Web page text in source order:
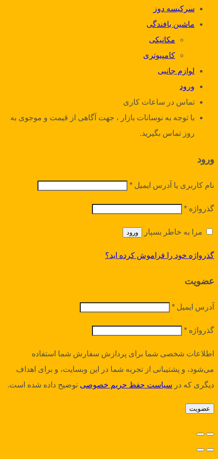
سرکیسه دوز
ماشین بافندگی
مکانیکی
کامپیوتری
لوازم جانبی
ورود
تماس در ساعات کاری
با توجه به نوسانات بازار ، جهت آگاهی از قیمت و موجوی به
روز تماس بگیرید.
ورود
نام کاربری یا آدرس ایمیل *
گذرواژه *
مرا به خاطر بسپار ورود
گذرواژه خود را فراموش کرده اید؟
عضویت
آدرس ایمیل *
گذرواژه *
اطلاعات شخصی شما برای پردازش سفارش شما استفاده
می‌شود، و پشتیبانی از تجربه شما در این وبسایت، و برای اهداف
دیگری که در سیاست حفظ حریم خصوصی توضیح داده شده است.
عضویت